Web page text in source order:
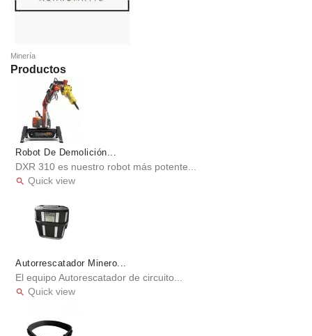
Minería
Productos
Robot De Demolición...
DXR 310 es nuestro robot más potente...
 Quick view
Autorrescatador Minero...
El equipo Autorescatador de circuito...
 Quick view